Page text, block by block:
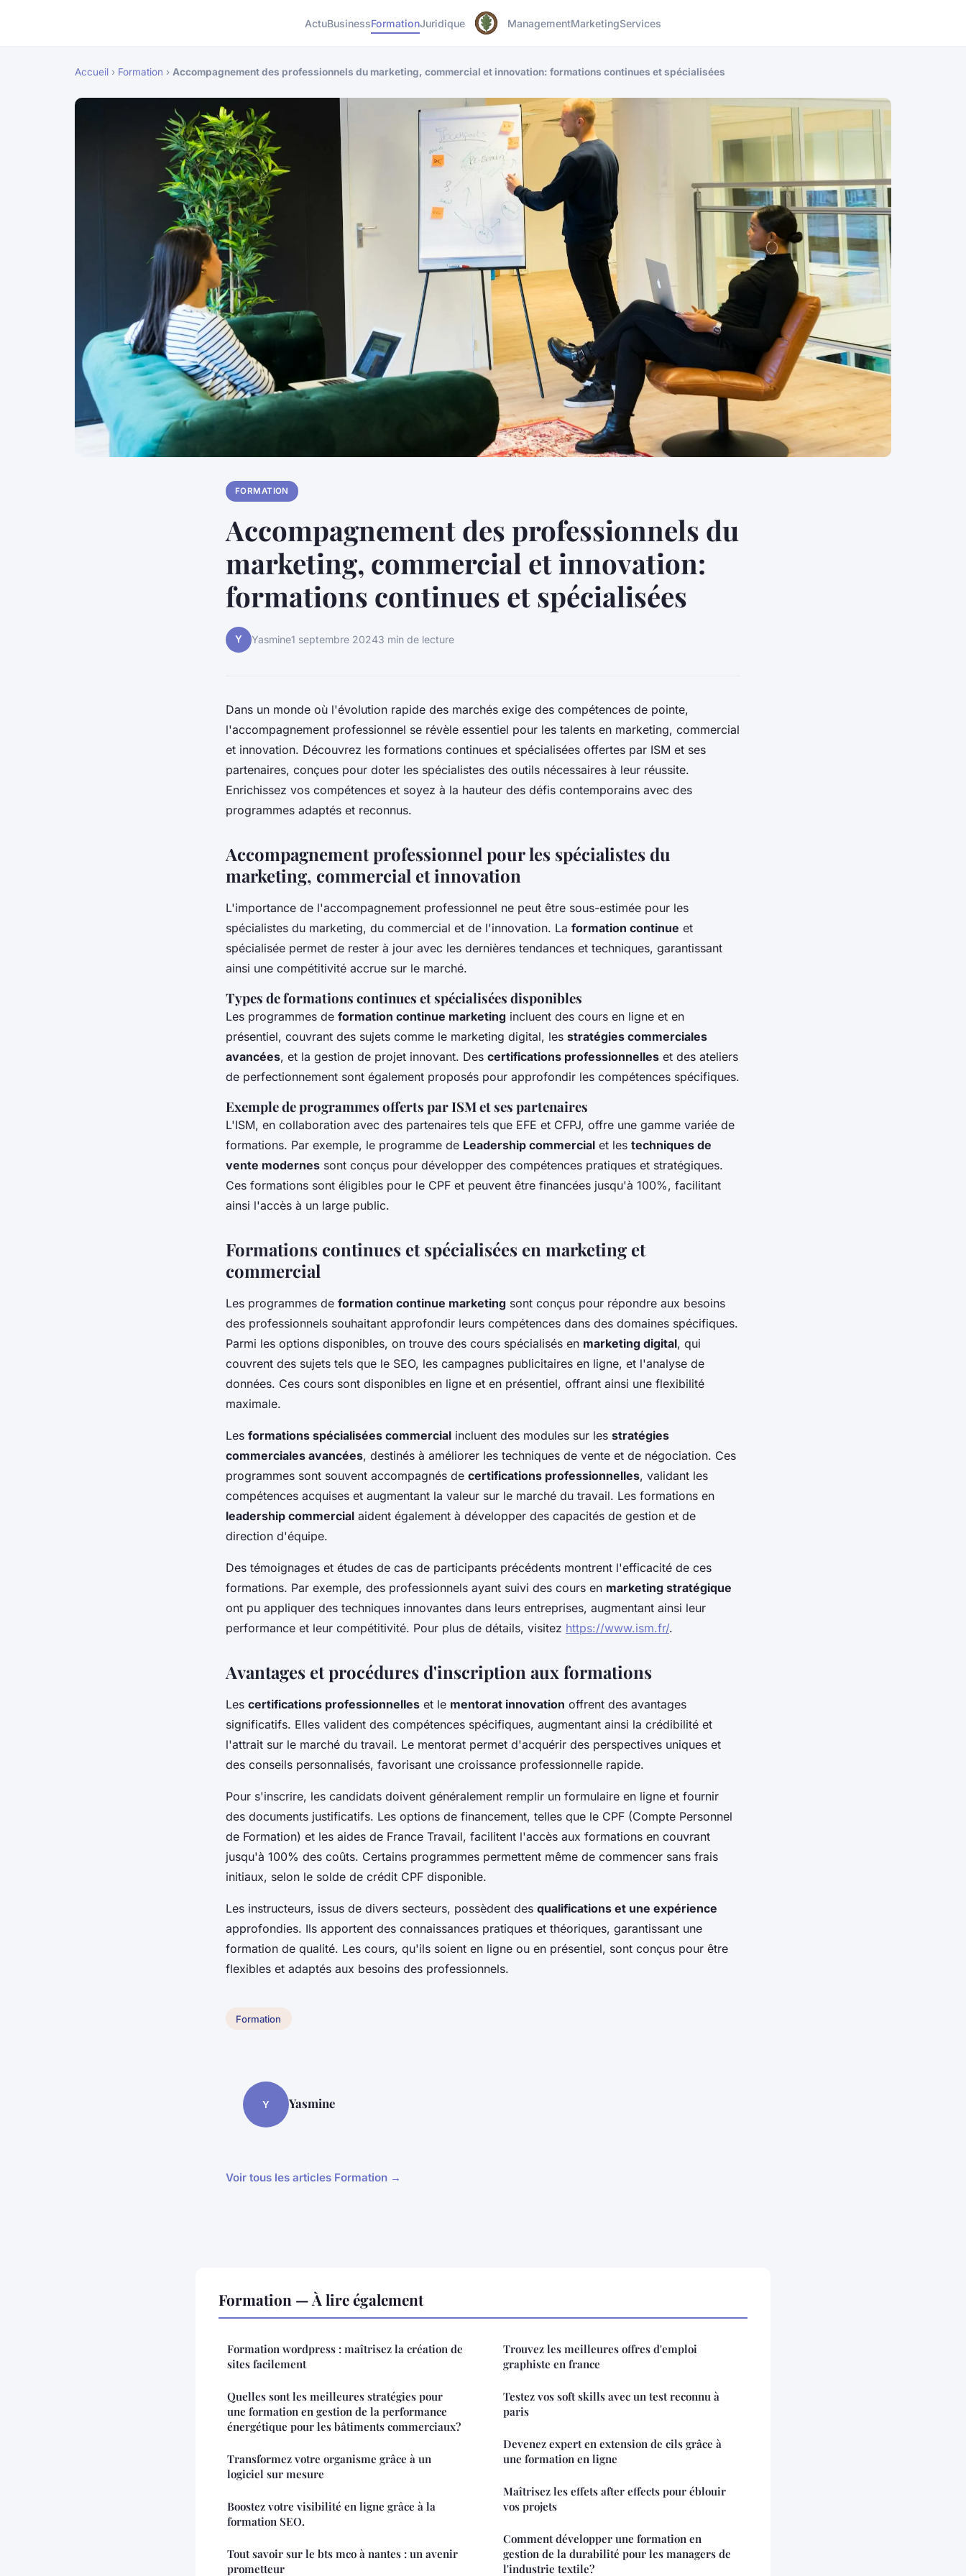
ActuBusinessFormationJuridique ManagementMarketingServices
Accueil › Formation › Accompagnement des professionnels du marketing, commercial et innovation: formations continues et spécialisées
FORMATION
Accompagnement des professionnels du
marketing, commercial et innovation:
formations continues et spécialisées
Y Yasmine1 septembre 20243 min de lecture
Dans un monde où l'évolution rapide des marchés exige des compétences de pointe,
l'accompagnement professionnel se révèle essentiel pour les talents en marketing, commercial
et innovation. Découvrez les formations continues et spécialisées offertes par ISM et ses
partenaires, conçues pour doter les spécialistes des outils nécessaires à leur réussite.
Enrichissez vos compétences et soyez à la hauteur des défis contemporains avec des
programmes adaptés et reconnus.
Accompagnement professionnel pour les spécialistes du
marketing, commercial et innovation
L'importance de l'accompagnement professionnel ne peut être sous-estimée pour les
spécialistes du marketing, du commercial et de l'innovation. La formation continue et
spécialisée permet de rester à jour avec les dernières tendances et techniques, garantissant
ainsi une compétitivité accrue sur le marché.
Types de formations continues et spécialisées disponibles
Les programmes de formation continue marketing incluent des cours en ligne et en
présentiel, couvrant des sujets comme le marketing digital, les stratégies commerciales
avancées, et la gestion de projet innovant. Des certifications professionnelles et des ateliers
de perfectionnement sont également proposés pour approfondir les compétences spécifiques.
Exemple de programmes offerts par ISM et ses partenaires
L'ISM, en collaboration avec des partenaires tels que EFE et CFPJ, offre une gamme variée de
formations. Par exemple, le programme de Leadership commercial et les techniques de
vente modernes sont conçus pour développer des compétences pratiques et stratégiques.
Ces formations sont éligibles pour le CPF et peuvent être financées jusqu'à 100%, facilitant
ainsi l'accès à un large public.
Formations continues et spécialisées en marketing et
commercial
Les programmes de formation continue marketing sont conçus pour répondre aux besoins
des professionnels souhaitant approfondir leurs compétences dans des domaines spécifiques.
Parmi les options disponibles, on trouve des cours spécialisés en marketing digital, qui
couvrent des sujets tels que le SEO, les campagnes publicitaires en ligne, et l'analyse de
données. Ces cours sont disponibles en ligne et en présentiel, offrant ainsi une flexibilité
maximale.
Les formations spécialisées commercial incluent des modules sur les stratégies
commerciales avancées, destinés à améliorer les techniques de vente et de négociation. Ces
programmes sont souvent accompagnés de certifications professionnelles, validant les
compétences acquises et augmentant la valeur sur le marché du travail. Les formations en
leadership commercial aident également à développer des capacités de gestion et de
direction d'équipe.
Des témoignages et études de cas de participants précédents montrent l'efficacité de ces
formations. Par exemple, des professionnels ayant suivi des cours en marketing stratégique
ont pu appliquer des techniques innovantes dans leurs entreprises, augmentant ainsi leur
performance et leur compétitivité. Pour plus de détails, visitez https://www.ism.fr/.
Avantages et procédures d'inscription aux formations
Les certifications professionnelles et le mentorat innovation offrent des avantages
significatifs. Elles valident des compétences spécifiques, augmentant ainsi la crédibilité et
l'attrait sur le marché du travail. Le mentorat permet d'acquérir des perspectives uniques et
des conseils personnalisés, favorisant une croissance professionnelle rapide.
Pour s'inscrire, les candidats doivent généralement remplir un formulaire en ligne et fournir
des documents justificatifs. Les options de financement, telles que le CPF (Compte Personnel
de Formation) et les aides de France Travail, facilitent l'accès aux formations en couvrant
jusqu'à 100% des coûts. Certains programmes permettent même de commencer sans frais
initiaux, selon le solde de crédit CPF disponible.
Les instructeurs, issus de divers secteurs, possèdent des qualifications et une expérience
approfondies. Ils apportent des connaissances pratiques et théoriques, garantissant une
formation de qualité. Les cours, qu'ils soient en ligne ou en présentiel, sont conçus pour être
flexibles et adaptés aux besoins des professionnels.
Formation
Y Yasmine
Voir tous les articles Formation →
Formation — À lire également
Formation wordpress : maîtrisez la création de
sites facilement
Quelles sont les meilleures stratégies pour
une formation en gestion de la performance
énergétique pour les bâtiments commerciaux?
Transformez votre organisme grâce à un
logiciel sur mesure
Boostez votre visibilité en ligne grâce à la
formation SEO.
Tout savoir sur le bts mco à nantes : un avenir
prometteur
Trouvez les meilleures offres d'emploi
graphiste en france
Testez vos soft skills avec un test reconnu à
paris
Devenez expert en extension de cils grâce à
une formation en ligne
Maîtrisez les effets after effects pour éblouir
vos projets
Comment développer une formation en
gestion de la durabilité pour les managers de
l'industrie textile?